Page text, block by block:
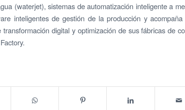
(waterjet), sistemas de automatización inteligente a
inteligentes de gestión de la producción y
digital y optimización de sus fábricas de